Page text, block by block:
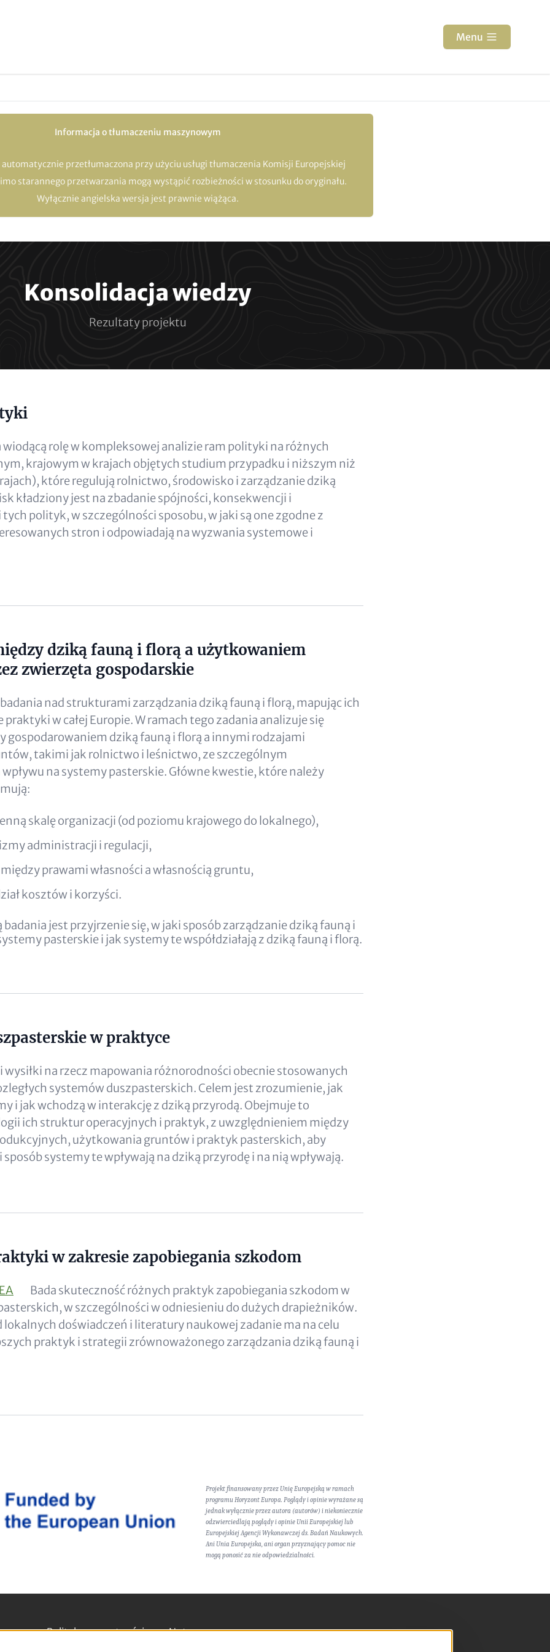
Menu
Informacja o tłumaczeniu maszynowym
automatycznie przetłumaczona przy użyciu usługi tłumaczenia Komisji Europejskiej
starannego przetwarzania mogą wystąpić rozbieżności w stosunku do oryginału.
Wyłącznie angielska wersja jest prawnie wiążąca.
Konsolidacja wiedzy
Rezultaty projektu
wiodącą rolę w kompleksowej analizie ram polityki na różnych
krajowym w krajach objętych studium przypadku i niższym niż
które regulują rolnictwo, środowisko i zarządzanie dziką
kładziony jest na zbadanie spójności, konsekwencji i
polityk, w szczególności sposobu, w jaki są one zgodne z
stron i odpowiadają na wyzwania systemowe i
dziką fauną i florą a użytkowaniem
zwierzęta gospodarskie
nad strukturami zarządzania dziką fauną i florą, mapując ich
praktyki w całej Europie. W ramach tego zadania analizuje się
gospodarowaniem dziką fauną i florą a innymi rodzajami
takimi jak rolnictwo i leśnictwo, ze szczególnym
na systemy pasterskie. Główne kwestie, które należy
skalę organizacji (od poziomu krajowego do lokalnego),
administracji i regulacji,
prawami własności a własnością gruntu,
kosztów i korzyści.
badania jest przyjrzenie się, w jaki sposób zarządzanie dziką fauną i
pasterskie i jak systemy te współdziałają z dziką fauną i florą.
w praktyce
wysiłki na rzecz mapowania różnorodności obecnie stosowanych
systemów duszpasterskich. Celem jest zrozumienie, jak
i jak wchodzą w interakcję z dziką przyrodą. Obejmuje to
ich struktur operacyjnych i praktyk, z uwzględnieniem między
użytkowania gruntów i praktyk pasterskich, aby
systemy te wpływają na dziką przyrodę i na nią wpływają.
w zakresie zapobiegania szkodom
Bada skuteczność różnych praktyk zapobiegania szkodom w
w szczególności w odniesieniu do dużych drapieżników.
lokalnych doświadczeń i literatury naukowej zadanie ma na celu
praktyk i strategii zrównoważonego zarządzania dziką fauną i
Projekt finansowany przez Unię Europejską w ramach
programu Horyzont Europa. Poglądy i opinie wyrażane są
jednak wyłącznie przez autora (autorów) i niekoniecznie
odzwierciedlają poglądy i opinie Unii Europejskiej lub
Europejskiej Agencji Wykonawczej ds. Badań Naukowych.
Ani Unia Europejska, ani organ przyznający pomoc nie
mogą ponosić za nie odpowiedzialności.
Polityka prywatności Nota prawna